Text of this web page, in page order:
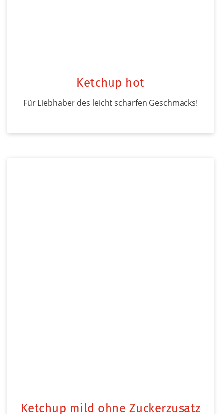
Ketchup hot
Für Liebhaber des leicht scharfen Geschmacks!
Ketchup mild ohne Zuckerzusatz